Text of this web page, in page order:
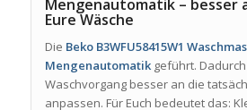
Mengenautomatik – besser
Eure Wäsche
Die Beko B3WFU58415W1
Mengenautomatikgeführt.
Waschvorgang besser an die
anpassen. Für Euch bedeutet das: